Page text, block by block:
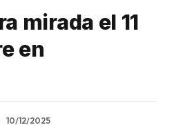
mirada el 11
en
10/12/2025